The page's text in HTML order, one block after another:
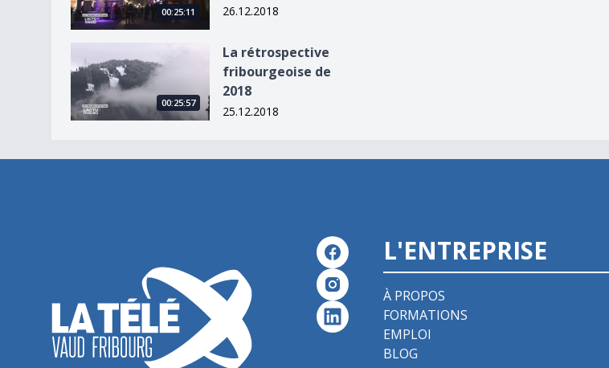
00:25:11 26.12.2018
La rétrospective fribourgeoise de 2018
00:25:57
La rétrospective
fribourgeoise de
2018
25.12.2018
L'ENTREPRISE
À PROPOS
FORMATIONS
EMPLOI
BLOG